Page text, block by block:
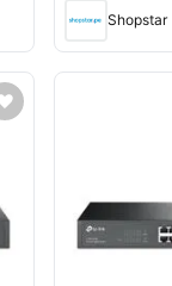
Shopstar